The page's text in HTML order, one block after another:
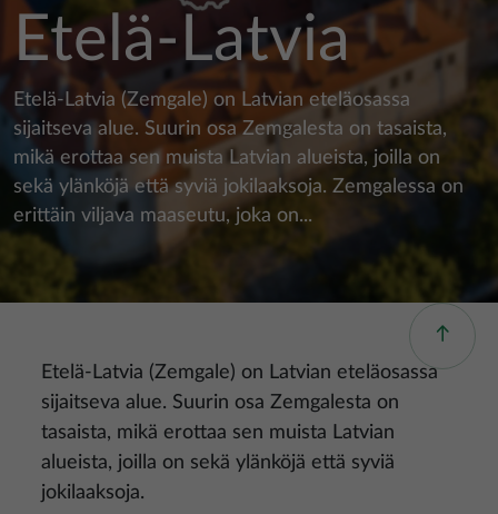
Etelä-Latvia
Etelä-Latvia (Zemgale) on Latvian eteläosassa
sijaitseva alue. Suurin osa Zemgalesta on tasaista,
mikä erottaa sen muista Latvian alueista, joilla on
sekä ylänköjä että syviä jokilaaksoja. Zemgalessa on
erittäin viljava maaseutu, joka on...
Etelä-Latvia (Zemgale) on Latvian eteläosassa
sijaitseva alue. Suurin osa Zemgalesta on
tasaista, mikä erottaa sen muista Latvian
alueista, joilla on sekä ylänköjä että syviä
jokilaaksoja.